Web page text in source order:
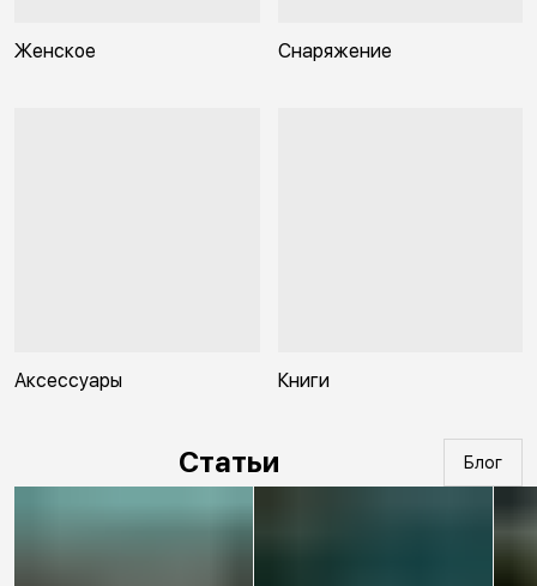
Женское Снаряжение
Аксессуары Книги
Статьи Блог